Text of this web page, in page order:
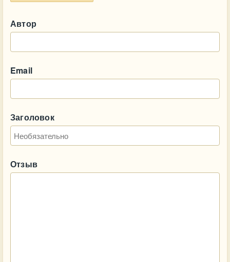
Автор
Email
Заголовок
Отзыв